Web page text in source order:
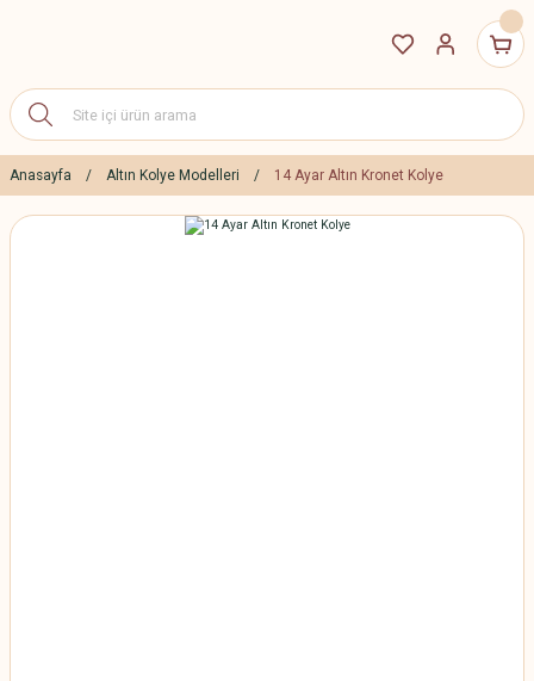
Anasayfa Altın Kolye Modelleri 14 Ayar Altın Kronet Kolye